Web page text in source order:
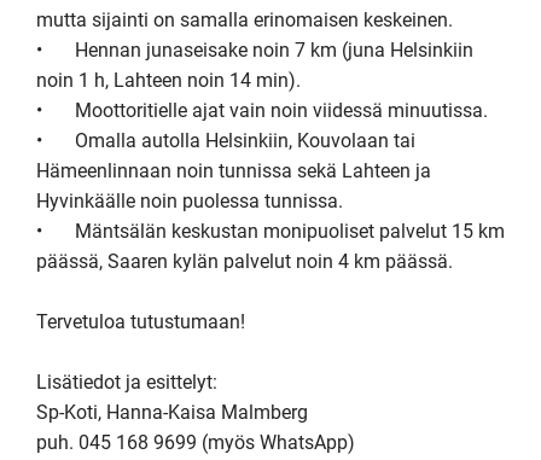
mutta sijainti on samalla erinomaisen keskeinen.
•	Hennan junaseisake noin 7 km (juna Helsinkiin
noin 1 h, Lahteen noin 14 min).
•	Moottoritielle ajat vain noin viidessä minuutissa.
•	Omalla autolla Helsinkiin, Kouvolaan tai
Hämeenlinnaan noin tunnissa sekä Lahteen ja
Hyvinkäälle noin puolessa tunnissa.
•	Mäntsälän keskustan monipuoliset palvelut 15 km
päässä, Saaren kylän palvelut noin 4 km päässä.
Tervetuloa tutustumaan!
Lisätiedot ja esittelyt:
Sp-Koti, Hanna-Kaisa Malmberg
puh. 045 168 9699 (myös WhatsApp)